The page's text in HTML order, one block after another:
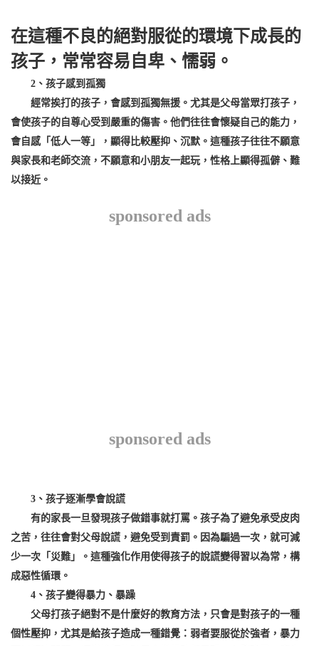
在這種不良的絕對服從的環境下成長的
孩子，常常容易自卑、懦弱。
2、孩子感到孤獨
經常挨打的孩子，會感到孤獨無援。尤其是父母當眾打孩子，
會使孩子的自尊心受到嚴重的傷害。他們往往會懷疑自己的能力，
會自感「低人一等」，顯得比較壓抑、沉默。這種孩子往往不願意
與家長和老師交流，不願意和小朋友一起玩，性格上顯得孤僻、難
以接近。
sponsored ads
sponsored ads
3、孩子逐漸學會說謊
有的家長一旦發現孩子做錯事就打罵。孩子為了避免承受皮肉
之苦，往往會對父母說謊，避免受到責罰。因為騙過一次，就可減
少一次「災難」。這種強化作用使得孩子的說謊變得習以為常，構
成惡性循環。
4、孩子變得暴力、暴躁
父母打孩子絕對不是什麼好的教育方法，只會是對孩子的一種
個性壓抑，尤其是給孩子造成一種錯覺：弱者要服從於強者，暴力